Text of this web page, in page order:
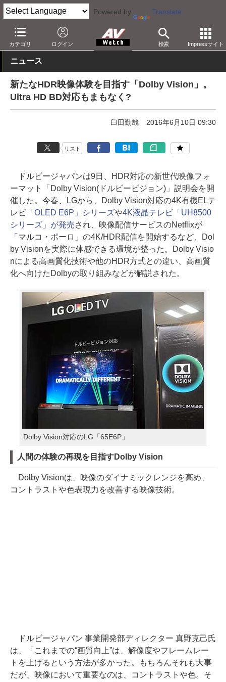
Powered by Translate
カテゴリ ログイン 検索 Impressサイト
AV Watch 動向 技術・デバイス
ニュース
新たなHDR映像体験を目指す「Dolby Vision」。
Ultra HD BD対応もまもなく?
臼田勤哉 2016年6月10日 09:30
リスト
ドルビージャパンは9日、HDR対応の新世代映像フォ
ーマット「Dolby Vision(ドルビービジョン)」説明会を開
催した。今春、LGから、Dolby Vision対応の4K有機ELテ
レビ「 OLED E6P」シリーズや4K液晶テレビ「UH8500
シリーズ」が発売され、映像配信サービスのNetflixが
「マルコ・ポーロ」の4K/HDR配信を開始するなど、Dol
by Visionを実際に体感できる環境が整った。Dolby Visio
nによる高画質化技術や他のHDR方式との違い、高画質
化へ向けたDolbyの取り組みなどが解説された。
Dolby Vision対応のLG「65E6P」
人間の体験の再現を目指すDolby Vision
Dolby Visionは、映像のダイナミックレンジを高め、
コントラストや色表現力を改善する映像技術。
ドルビージャパン 事業開発部ディレクター 真野克己氏
は、「これまでの“画質向上”は、解像度やフレームレー
トを上げるという方法が多かった。もちろんそれも大事
だが、映像において重要なのは、コントラストや色。そ